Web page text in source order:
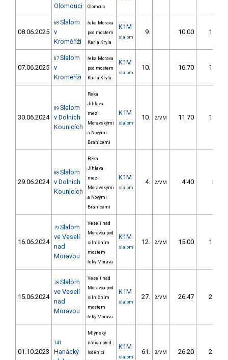
Olomouci
Olomouc
08.06.2025
68 Slalom
v
Kroměříži
řeka Morava
pod mostem
Karla Kryla
K1M
slalom
9. 10.00 11,7
07.06.2025
67 Slalom
v
Kroměříži
řeka Morava
pod mostem
Karla Kryla
K1M
slalom
10. 16.70 19,7
30.06.2024
89 Slalom
v Dolních
Kounicích
Reka
Jihlava
mezi
Moravskými
a Novými
Bránicemi
K1M
slalom
10. 2/VM 11.70 10,3
29.06.2024
88 Slalom
v Dolních
Kounicích
Reka
Jihlava
mezi
Moravskými
a Novými
Bránicemi
K1M
slalom
4. 2/VM 4.40 3,9
16.06.2024
79 Slalom
ve Veselí
nad
Moravou
Veselí nad
Moravou pod
silničním
mostem
řeky Morava
K1M
slalom
12. 2/VM 15.00 17,3
15.06.2024
78 Slalom
ve Veselí
nad
Moravou
Veselí nad
Moravou pod
silničním
mostem
řeky Morava
K1M
slalom
27. 3/VM 26.47 29,4
01.10.2023
141
Hanácký
Mlýnský
náhon před
loděnicí
K1M
slalom
61. 3/VM 26.20 28,4